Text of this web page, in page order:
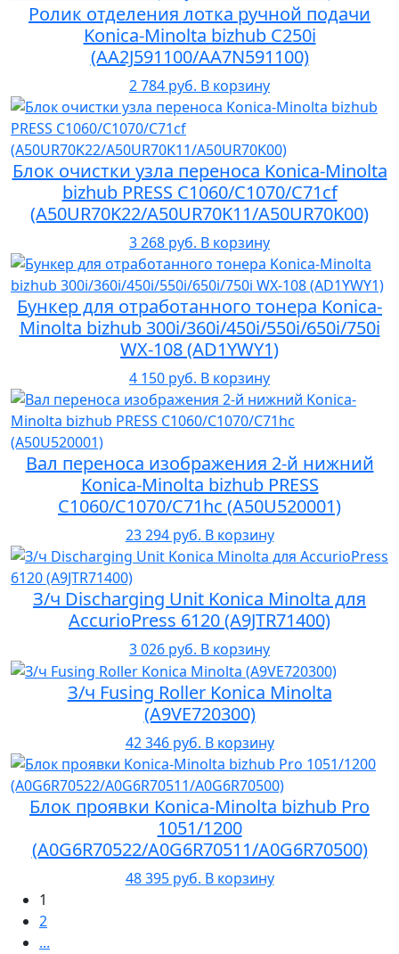
Ролик отделения лотка ручной подачи
Konica-Minolta bizhub C250i
(AA2J591100/AA7N591100)
2 784 руб. В корзину
Блок очистки узла переноса Konica-Minolta
bizhub PRESS C1060/C1070/C71cf
(A50UR70K22/A50UR70K11/A50UR70K00)
3 268 руб. В корзину
Бункер для отработанного тонера Konica-
Minolta bizhub 300i/360i/450i/550i/650i/750i
WX-108 (AD1YWY1)
4 150 руб. В корзину
Вал переноса изображения 2-й нижний
Konica-Minolta bizhub PRESS
C1060/C1070/C71hc (A50U520001)
23 294 руб. В корзину
З/ч Discharging Unit Konica Minolta для
AccurioPress 6120 (A9JTR71400)
3 026 руб. В корзину
З/ч Fusing Roller Konica Minolta
(A9VE720300)
42 346 руб. В корзину
Блок проявки Konica-Minolta bizhub Pro
1051/1200
(A0G6R70522/A0G6R70511/A0G6R70500)
48 395 руб. В корзину
1
2
...